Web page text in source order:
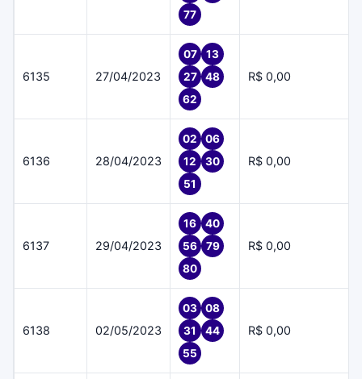
77
6135 27/04/2023
07
13
27
48
62
R$ 0,00
6136 28/04/2023
02
06
12
30
51
R$ 0,00
6137 29/04/2023
16
40
56
79
80
R$ 0,00
6138 02/05/2023
03
08
31
44
55
R$ 0,00